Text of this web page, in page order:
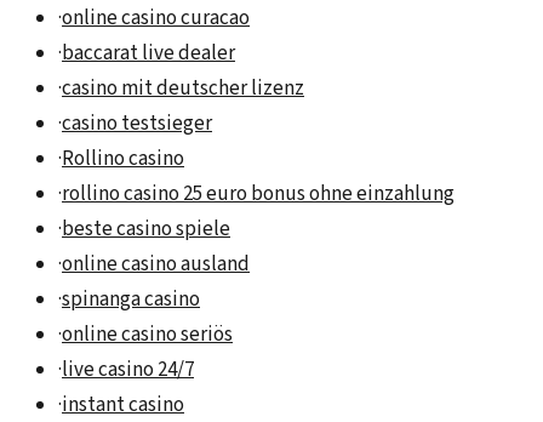
·online casino curacao
·baccarat live dealer
·casino mit deutscher lizenz
·casino testsieger
·Rollino casino
·rollino casino 25 euro bonus ohne einzahlung
·beste casino spiele
·online casino ausland
·spinanga casino
·online casino seriös
·live casino 24/7
·instant casino